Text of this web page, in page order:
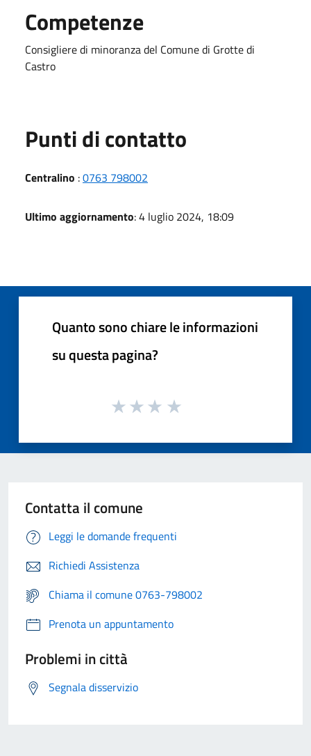
Competenze
Consigliere di minoranza del Comune di Grotte di
Castro
Punti di contatto
Centralino :0763 798002
Ultimo aggiornamento: 4 luglio 2024, 18:09
Quanto sono chiare le informazioni
su questa pagina?
Contatta il comune
Leggi le domande frequenti
Richiedi Assistenza
Chiama il comune 0763-798002
Prenota un appuntamento
Problemi in città
Segnala disservizio